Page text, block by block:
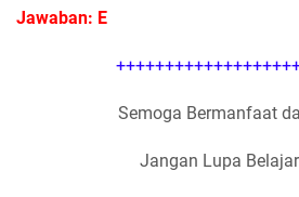
Jawaban: E
Semoga Bermanfaat
Jangan Lupa